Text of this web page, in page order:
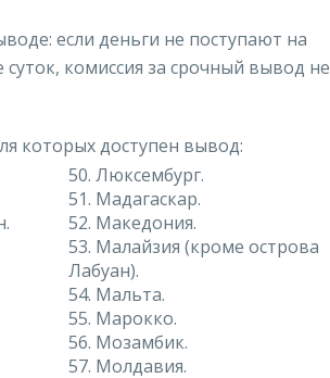
если деньги не поступают на
суток, комиссия за срочный вывод не
которых доступен вывод:
50. Люксембург.
51. Мадагаскар.
52. Македония.
53. Малайзия (кроме острова
Лабуан).
54. Мальта.
55. Марокко.
56. Мозамбик.
57. Молдавия.